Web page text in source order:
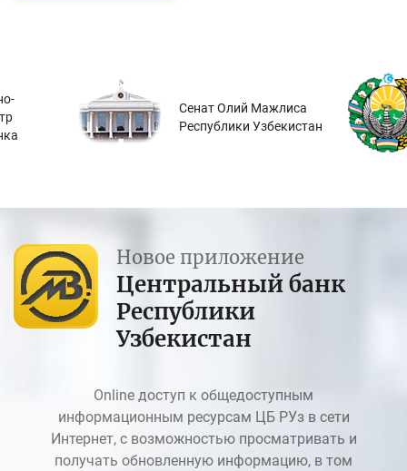
Сенат Олий Мажлиса
Республики Узбекистан
Новое приложение
Центральный банк
Республики
Узбекистан
Online доступ к общедоступным
информационным ресурсам ЦБ РУз в сети
Интернет, с возможностью просматривать и
получать обновленную информацию, в том